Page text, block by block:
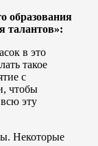
образования
талантов»:
в это
такое
с
чтобы
эту
Некоторые